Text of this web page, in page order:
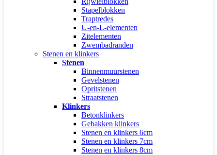
Stapelblokken
Traptredes
U-en-L-elementen
Zitelementen
Zwembadranden
Stenen en klinkers
Stenen
Binnenmuurstenen
Gevelstenen
Opritstenen
Straatstenen
Klinkers
Betonklinkers
Gebakken klinkers
Stenen en klinkers 6cm
Stenen en klinkers 7cm
Stenen en klinkers 8cm